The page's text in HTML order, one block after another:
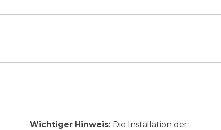
Wichtiger Hinweis: Die Installation der